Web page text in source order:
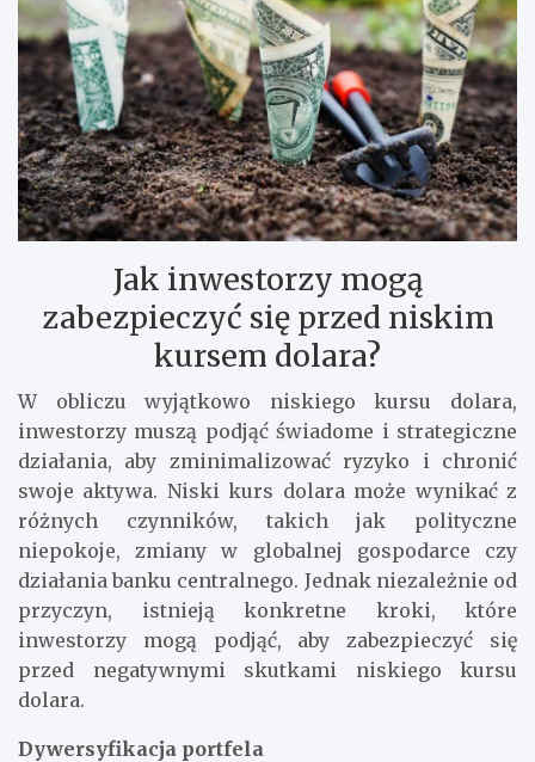
Jak inwestorzy mogą
zabezpieczyć się przed niskim
kursem dolara?
W obliczu wyjątkowo niskiego kursu dolara,
inwestorzy muszą podjąć świadome i strategiczne
działania, aby zminimalizować ryzyko i chronić
swoje aktywa. Niski kurs dolara może wynikać z
różnych czynników, takich jak polityczne
niepokoje, zmiany w globalnej gospodarce czy
działania banku centralnego. Jednak niezależnie od
przyczyn, istnieją konkretne kroki, które
inwestorzy mogą podjąć, aby zabezpieczyć się
przed negatywnymi skutkami niskiego kursu
dolara.
Dywersyfikacja portfela